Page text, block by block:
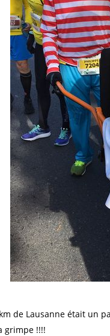
de Lausanne était un
grimpe !!!!